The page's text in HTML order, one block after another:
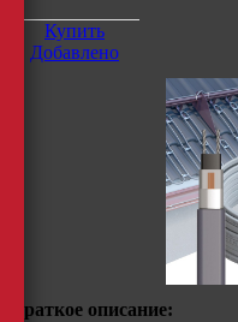
Купить
Добавлено
Краткое описание: